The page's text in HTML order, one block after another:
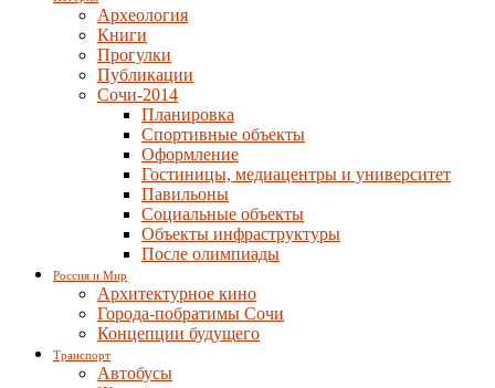
Археология
Книги
Прогулки
Публикации
Сочи-2014
Планировка
Спортивные объекты
Оформление
Гостиницы, медиацентры и университет
Павильоны
Социальные объекты
Объекты инфраструктуры
После олимпиады
Россия и Мир
Архитектурное кино
Города-побратимы Сочи
Концепции будущего
Транспорт
Автобусы